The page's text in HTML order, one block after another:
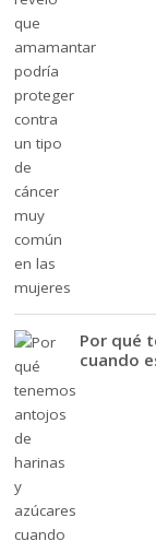
Por qué
cuando